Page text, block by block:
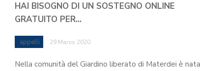
HAI BISOGNO DI UN SOSTEGNO ONLINE
GRATUITO PER…
appelli 29 Marzo 2020
Nella comunità del Giardino liberato di Materdei è nata